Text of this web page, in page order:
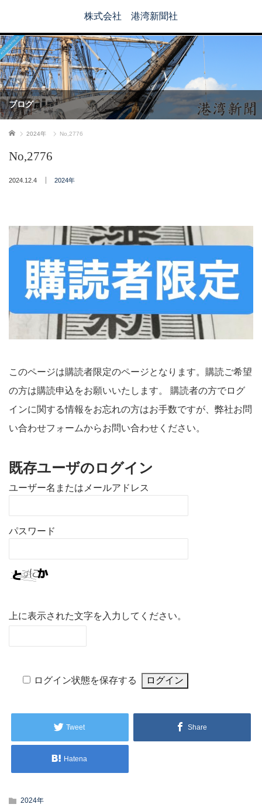
株式会社 港湾新聞社
ブログ
ホーム 2024年 No,2776
No,2776
2024.12.4 2024年
このページは購読者限定のページとなります。購読ご希望
の方は購読申込をお願いいたします。 購読者の方でログ
インに関する情報をお忘れの方はお手数ですが、弊社お問
い合わせフォームからお問い合わせください。
既存ユーザのログイン
ユーザー名またはメールアドレス
パスワード
上に表示された文字を入力してください。
ログイン状態を保存する
Tweet Share
Hatena
2024年